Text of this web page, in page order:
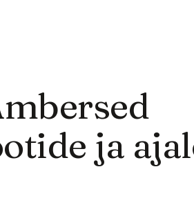
ja